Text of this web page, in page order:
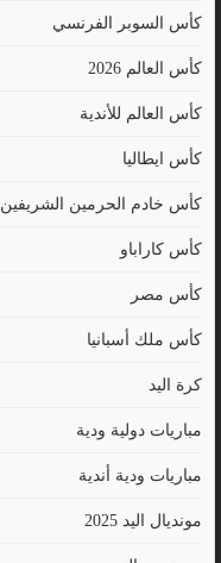
كأس السوبر الفرنسي
كأس العالم 2026
كأس العالم للأندية
كأس ايطاليا
كأس خادم الحرمين الشريفين
كأس كاراباو
كأس مصر
كأس ملك أسبانيا
كرة اليد
مباريات دولية ودية
مباريات ودية أندية
مونديال اليد 2025